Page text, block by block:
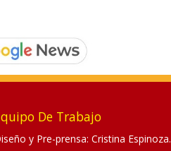
De Trabajo
y Pre-prensa: Cristina Espinoza.